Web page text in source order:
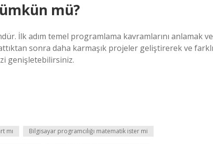
mü?
İlk adım temel programlama kavramlarını anlamak ve
sonra daha karmaşık projeler geliştirerek ve farklı
genişletebilirsiniz.
mı Bilgisayar programcılığı matematik ister mi